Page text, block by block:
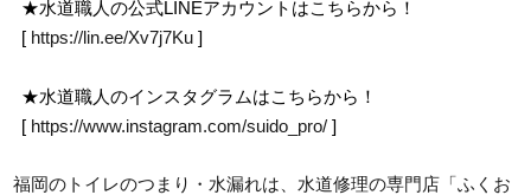
★水道職人の公式LINEアカウントはこちらから！
[ https://lin.ee/Xv7j7Ku ]
★水道職人のインスタグラムはこちらから！
[ https://www.instagram.com/suido_pro/ ]
福岡のトイレのつまり・水漏れは、水道修理の専門店「ふくお